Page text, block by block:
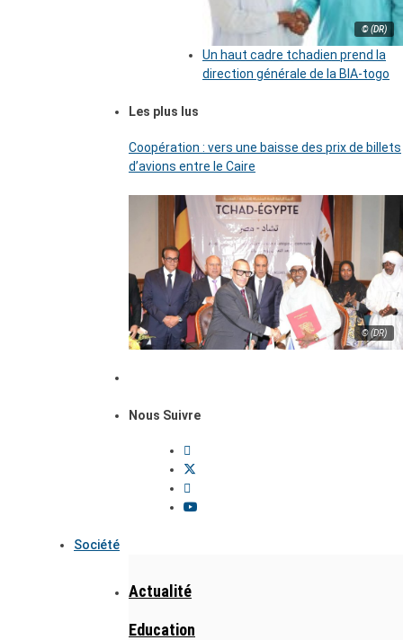
© (DR)
Un haut cadre tchadien prend la
direction générale de la BIA-togo
Les plus lus
Coopération : vers une baisse des prix de billets
d’avions entre le Caire
© (DR)
Nous Suivre
Société
Actualité
Education